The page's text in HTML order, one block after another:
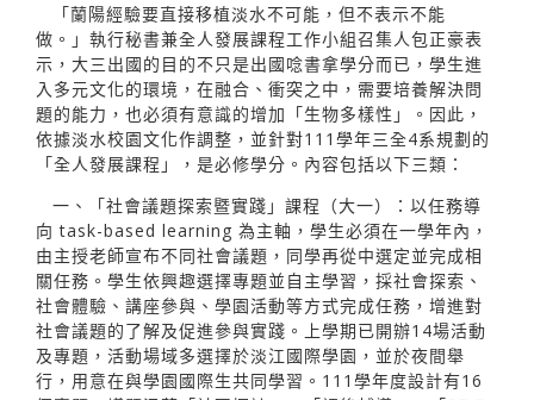
「蘭陽經驗要直接移植淡水不可能，但不表示不能
做。」執行秘書兼全人發展課程工作小組召集人包正豪表
示，大三出國的目的不只是出國唸書拿學分而已，學生進
入多元文化的環境，在融合、衝突之中，需要培養解決問
題的能力，也必須有意識的增加「生物多樣性」。因此，
依據淡水校園文化作調整，並針對111學年三全4系規劃的
「全人發展課程」，是必修學分。內容包括以下三類：
一、「社會議題探索暨實踐」課程（大一）：以任務導
向 task-based learning 為主軸，學生必須在一學年內，
由主授老師宣布不同社會議題，同學再從中選定並完成相
關任務。學生依興趣選擇專題並自主學習，採社會探索、
社會體驗、講座參與、學園活動等方式完成任務，增進對
社會議題的了解及促進參與實踐。上學期已開辦14場活動
及專題，活動場域多選擇於淡江國際學園，並於夜間舉
行，用意在與學園國際生共同學習。111學年度設計有16